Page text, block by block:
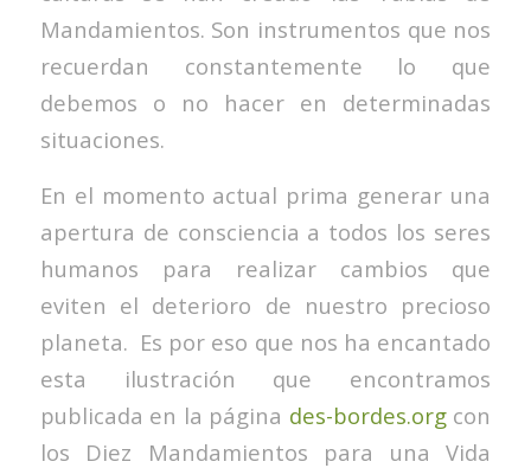
Mandamientos. Son instrumentos que nos
recuerdan constantemente lo que
debemos o no hacer en determinadas
situaciones.
En el momento actual prima generar una
apertura de consciencia a todos los seres
humanos para realizar cambios que
eviten el deterioro de nuestro precioso
planeta. Es por eso que nos ha encantado
esta ilustración que encontramos
publicada en la página des-bordes.orgcon
los Diez Mandamientos para una Vida